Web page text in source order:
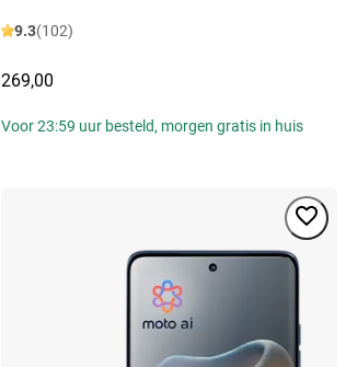
9.3(102)
269,00
Voor 23:59 uur besteld, morgen gratis in huis